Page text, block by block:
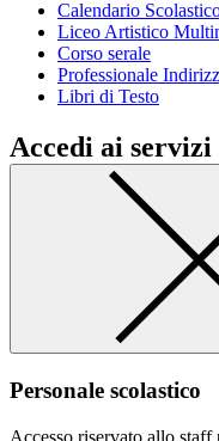
Calendario
Liceo Artistico
Corso serale
Professionale
Libri di Testo
Accedi ai servizi
Personale scolastico
Accesso riservato allo staff